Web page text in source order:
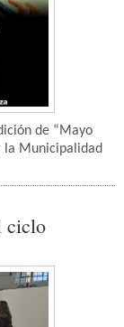
de “Mayo
la Municipalidad
ciclo